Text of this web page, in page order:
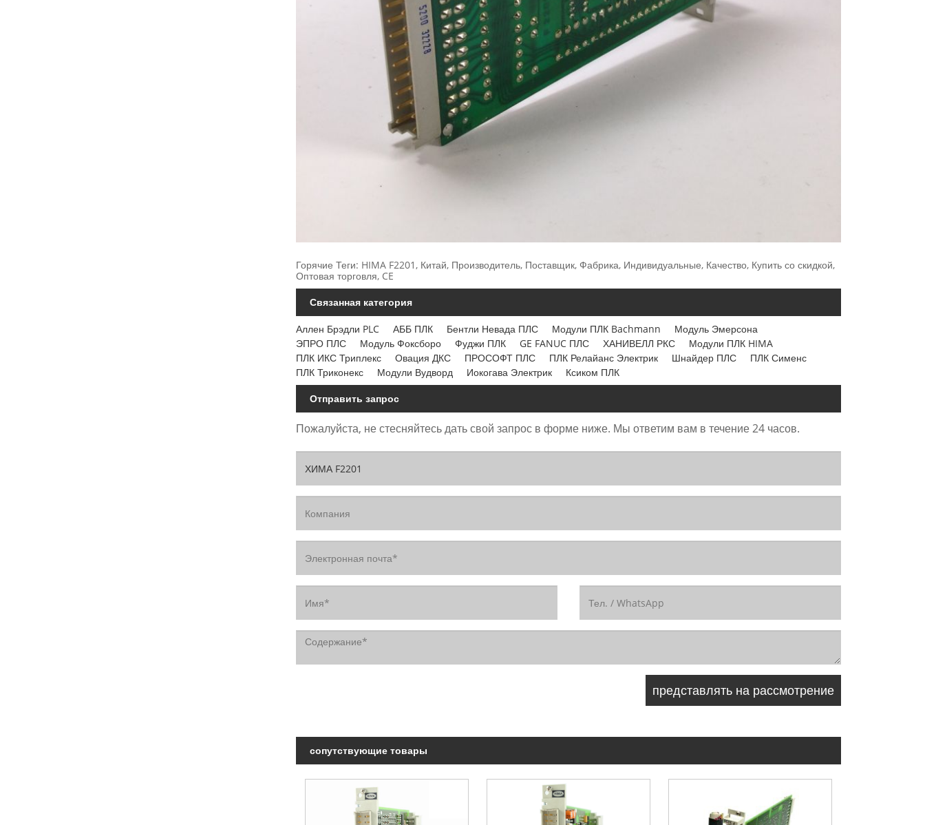
Горячие Теги: HIMA F2201, Китай, Производитель, Поставщик, Фабрика, Индивидуальные, Качество, Купить со скидкой,
Оптовая торговля, CE
Связанная категория
Аллен Брэдли PLC АББ ПЛК Бентли Невада ПЛС Модули ПЛК Bachmann
Модуль Эмерсона
ЭПРО ПЛС
Модуль Фоксборо Фуджи ПЛК GE FANUC ПЛС ХАНИВЕЛЛ РКС
Модули ПЛК HIMA
ПЛК ИКС Триплекс
Овация ДКС ПРОСОФТ ПЛС ПЛК Релайанс Электрик Шнайдер ПЛС
ПЛК Сименс
ПЛК Триконекс
Модули Вудворд Иокогава Электрик
Ксиком ПЛК
Отправить запрос
Пожалуйста, не стесняйтесь дать свой запрос в форме ниже. Мы ответим вам в течение 24 часов.
сопутствующие товары